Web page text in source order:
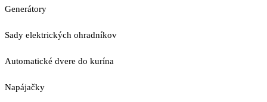
Generátory
Sady elektrických ohradníkov
Automatické dvere do kurína
Napájačky